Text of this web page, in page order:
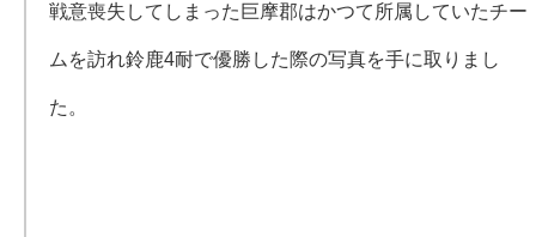
戦意喪失してしまった巨摩郡はかつて所属していたチー
ムを訪れ鈴鹿4耐で優勝した際の写真を手に取りまし
た。